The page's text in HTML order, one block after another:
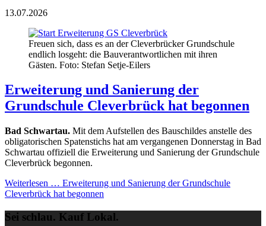
13.07.2026
Freuen sich, dass es an der Cleverbrücker Grundschule
endlich losgeht: die Bauverantwortlichen mit ihren
Gästen. Foto: Stefan Setje-Eilers
Erweiterung und Sanierung der
Grundschule Cleverbrück hat begonnen
Bad Schwartau. Mit dem Aufstellen des Bauschildes anstelle des
obligatorischen Spatenstichs hat am vergangenen Donnerstag in Bad
Schwartau offiziell die Erweiterung und Sanierung der Grundschule
Cleverbrück begonnen.
Weiterlesen … Erweiterung und Sanierung der Grundschule
Cleverbrück hat begonnen
Sei schlau. Kauf Lokal.